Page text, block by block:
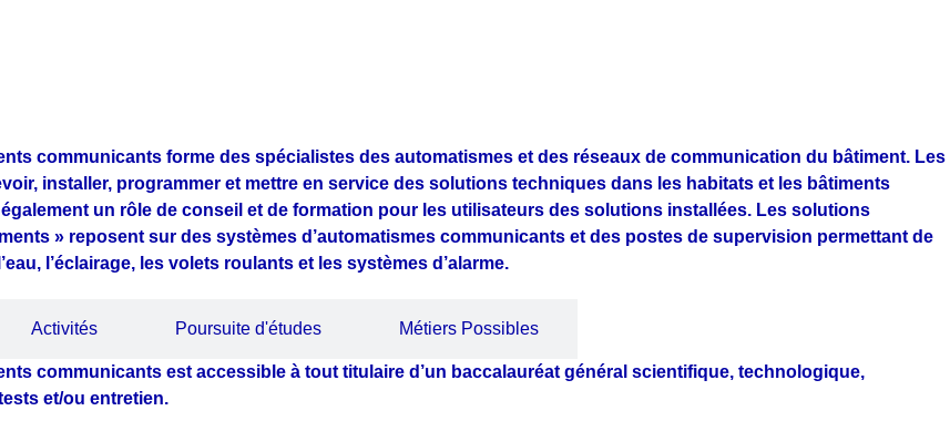
communicants forme des spécialistes des automatismes et des réseaux de communication du bâtiment. Les
installer, programmer et mettre en service des solutions techniques dans les habitats et les bâtiments
un rôle de conseil et de formation pour les utilisateurs des solutions installées. Les solutions
» reposent sur des systèmes d’automatismes communicants et des postes de supervision permettant de
l’éclairage, les volets roulants et les systèmes d’alarme.
Activités Poursuite d'études Métiers Possibles
communicants est accessible à tout titulaire d’un baccalauréat général scientifique, technologique,
et/ou entretien.